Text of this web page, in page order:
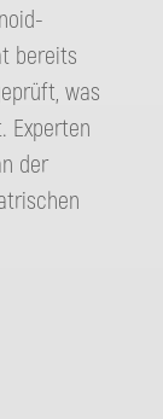
bereits
was
Experten
der